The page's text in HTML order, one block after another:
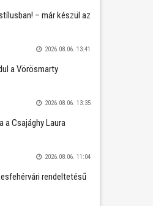
– már készül az
2026.08.06. 13:41
a Vörösmarty
2026.08.06. 13:35
a Csajághy Laura
2026.08.06. 11:04
rendeltetésű